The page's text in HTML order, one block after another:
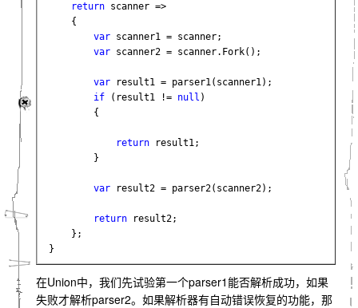
return scanner =>
    {
var scanner1 = scanner;
var scanner2 = scanner.Fork();
var
result1 = parser1(scanner1);
if
(result1 != null )
        {
return
result1;
        }
var result2 = parser2(scanner2);
return
result2;
    };
}
在Union中，我们先试验第一个parser1能否解析成功，如果
失败才解析parser2。如果解析器有自动错误恢复的功能，那